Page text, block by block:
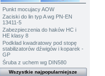
Punkt mocujacy AOW
Zaciski do lin typ A wg PN-EN
13411-5
Zabezpieczenia do haków HC i
HE klasy 8
Podkład kwadratowy pod stopę
stabilizatorów dźwigów i koparek -
GP
Śruba z uchem wg DIN580
Wszystkie najpopularniejsze